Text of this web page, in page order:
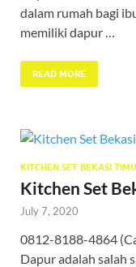
dalam rumah bagi
memiliki dapur …
READ MORE
KITCHEN SET BEKASI
Kitchen Set
July 7, 2020
0812-8188-4864
Dapur adalah salah